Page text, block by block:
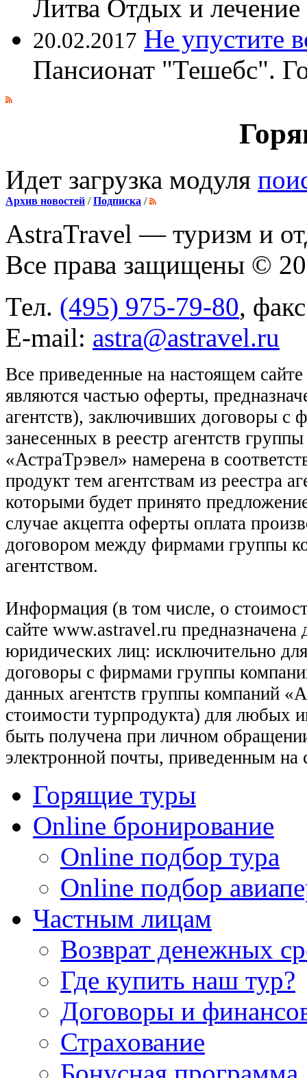
Литва Отдых и лечение
20.02.2017 Не упустите
Пансионат "Тешебс".
Идет загрузка модуля
Архив новостей /Подписка /
AstraTravel — туризм и
Все права защищены ©
Тел. (495) 975-79-80,
E-mail: astra@astravel.ru
Все приведенные на настоящем
являются частью оферты,
агентств), заключивших договоры
занесенных в реестр агентств
«АстраТрэвел» намерена в
продукт тем агентствам из реестра
которыми будет принято
случае акцепта оферты оплата
договором между фирмами группы
агентством.
Информация (в том числе, о
сайте www.astravel.ru предназначена
юридических лиц: исключительно
договоры с фирмами группы
данных агентств группы компаний
стоимости турпродукта) для любых
быть получена при личном
электронной почты, приведенным на
Горящие туры
Online бронирование
Online подбор тура
Online подбор
Частным лицам
Возврат денежных
Где купить наш тур?
Договоры и
Страхование